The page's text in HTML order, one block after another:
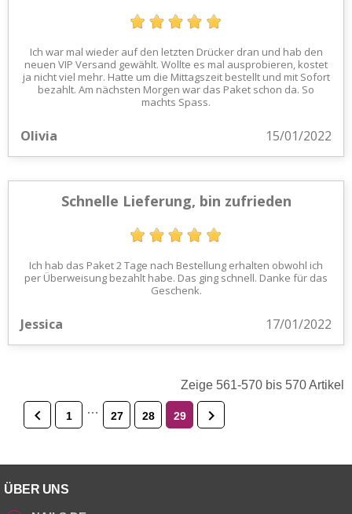
Ich war mal wieder auf den letzten Drücker dran und hab den
neuen VIP Versand gewählt. Wollte es mal ausprobieren, kostet
ja nicht viel mehr. Hatte um die Mittagszeit bestellt und mit Sofort
bezahlt. Am nächsten Morgen war das Paket schon da. So
machts Spass.
Olivia 15/01/2022
Schnelle Lieferung, bin zufrieden
Ich hab das Paket 2 Tage nach Bestellung erhalten obwohl ich
per Überweisung bezahlt habe. Das ging schnell. Danke für das
Geschenk.
Jessica 17/01/2022
Zeige 561-570 bis 570 Artikel
 1 … 27 28 29 
ÜBER UNS